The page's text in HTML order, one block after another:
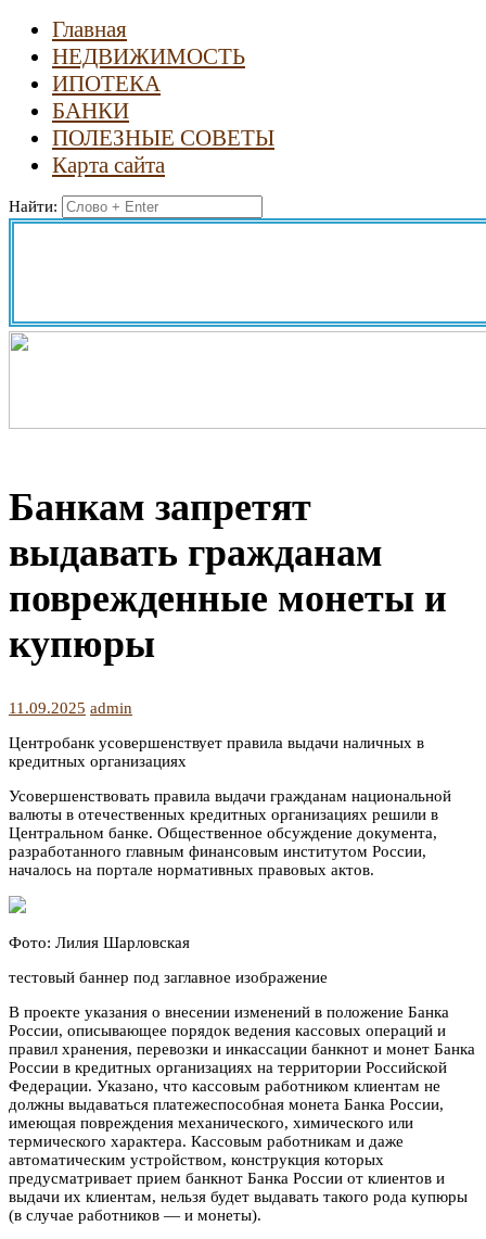
Главная
НЕДВИЖИМОСТЬ
ИПОТЕКА
БАНКИ
ПОЛЕЗНЫЕ СОВЕТЫ
Карта сайта
Найти:
Банкам запретят
выдавать гражданам
поврежденные монеты и
купюры
11.09.2025 admin
Центробанк усовершенствует правила выдачи наличных в
кредитных организациях
Усовершенствовать правила выдачи гражданам национальной
валюты в отечественных кредитных организациях решили в
Центральном банке. Общественное обсуждение документа,
разработанного главным финансовым институтом России,
началось на портале нормативных правовых актов.
Фото: Лилия Шарловская
тестовый баннер под заглавное изображение
В проекте указания о внесении изменений в положение Банка
России, описывающее порядок ведения кассовых операций и
правил хранения, перевозки и инкассации банкнот и монет Банка
России в кредитных организациях на территории Российской
Федерации. Указано, что кассовым работником клиентам не
должны выдаваться платежеспособная монета Банка России,
имеющая повреждения механического, химического или
термического характера. Кассовым работникам и даже
автоматическим устройством, конструкция которых
предусматривает прием банкнот Банка России от клиентов и
выдачи их клиентам, нельзя будет выдавать такого рода купюры
(в случае работников — и монеты).